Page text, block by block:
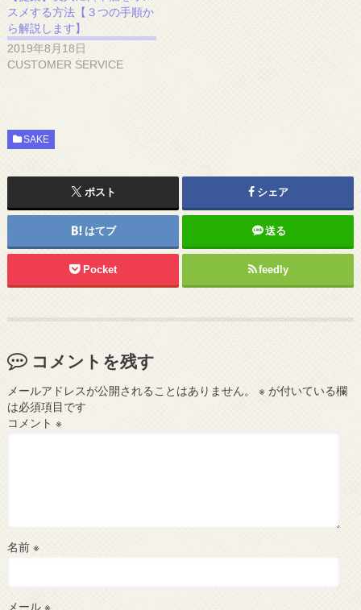
スメする方法【３つの手順か
ら解説します】
2019年8月18日
CUSTOMER SERVICE
SAKE
ポスト シェア
はてブ 送る
Pocket feedly
コメントを残す
メールアドレスが公開されることはありません。 ※が付いている欄
は必須項目です
コメント ※
名前 ※
メール ※